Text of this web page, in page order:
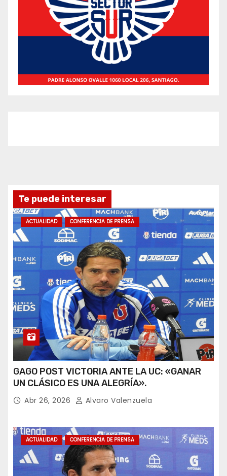
Te puede interesar
ACTUALIDAD CONFERENCIA DE PRENSA
GAGO POST VICTORIA ANTE LA UC: «GANAR
UN CLÁSICO ES UNA ALEGRÍA».
Abr 26, 2026 Alvaro Valenzuela
ACTUALIDAD CONFERENCIA DE PRENSA